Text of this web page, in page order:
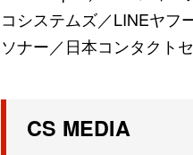
コシステムズ／LINEヤフ
ソナー／日本コンタクト
CS MEDIA